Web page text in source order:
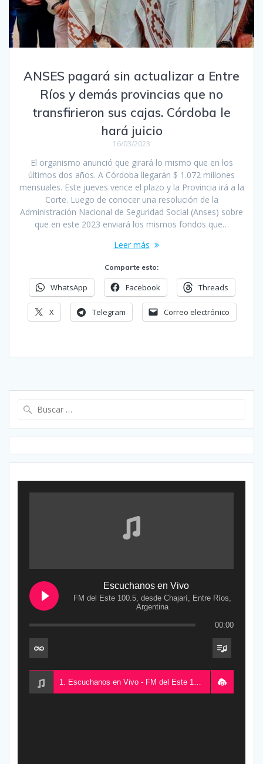
ANSES pagará sin actualizar a Entre
Ríos y demás provincias que no
transfirieron sus cajas. Córdoba le
hará juicio
16/03/2023
El organismo anunció que girará lo mismo que en los
últimos dos años. A Córdoba llegarán $ 1.072 millones
mensuales. Este jueves vence el plazo y la Provincia irá a la
Corte. Luego de conocer una resolución de la
Administración Nacional de Seguridad Social (Anses) sobre
que en este 2023 enviará los mismos fondos que…
Leer más
Comparte esto:
WhatsApp Facebook Threads
X Telegram Correo electrónico
Escuchanos en Vivo
FM del Este 100.5, desde Chajarí, Entre Ríos,
Argentina
00:00
1. Escuchanos en Vivo - FM del Este 100.5, desde Chajarí, Entre Ríos, Argentina